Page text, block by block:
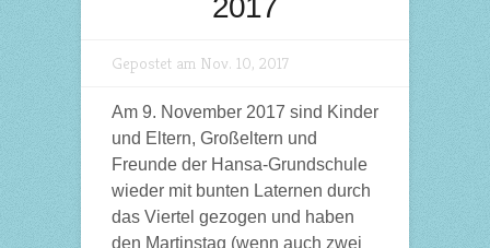
2017
Gepostet am Nov. 10, 2017
Am 9. November 2017 sind Kinder
und Eltern, Großeltern und
Freunde der Hansa-Grundschule
wieder mit bunten Laternen durch
das Viertel gezogen und haben
den Martinstag (wenn auch zwei